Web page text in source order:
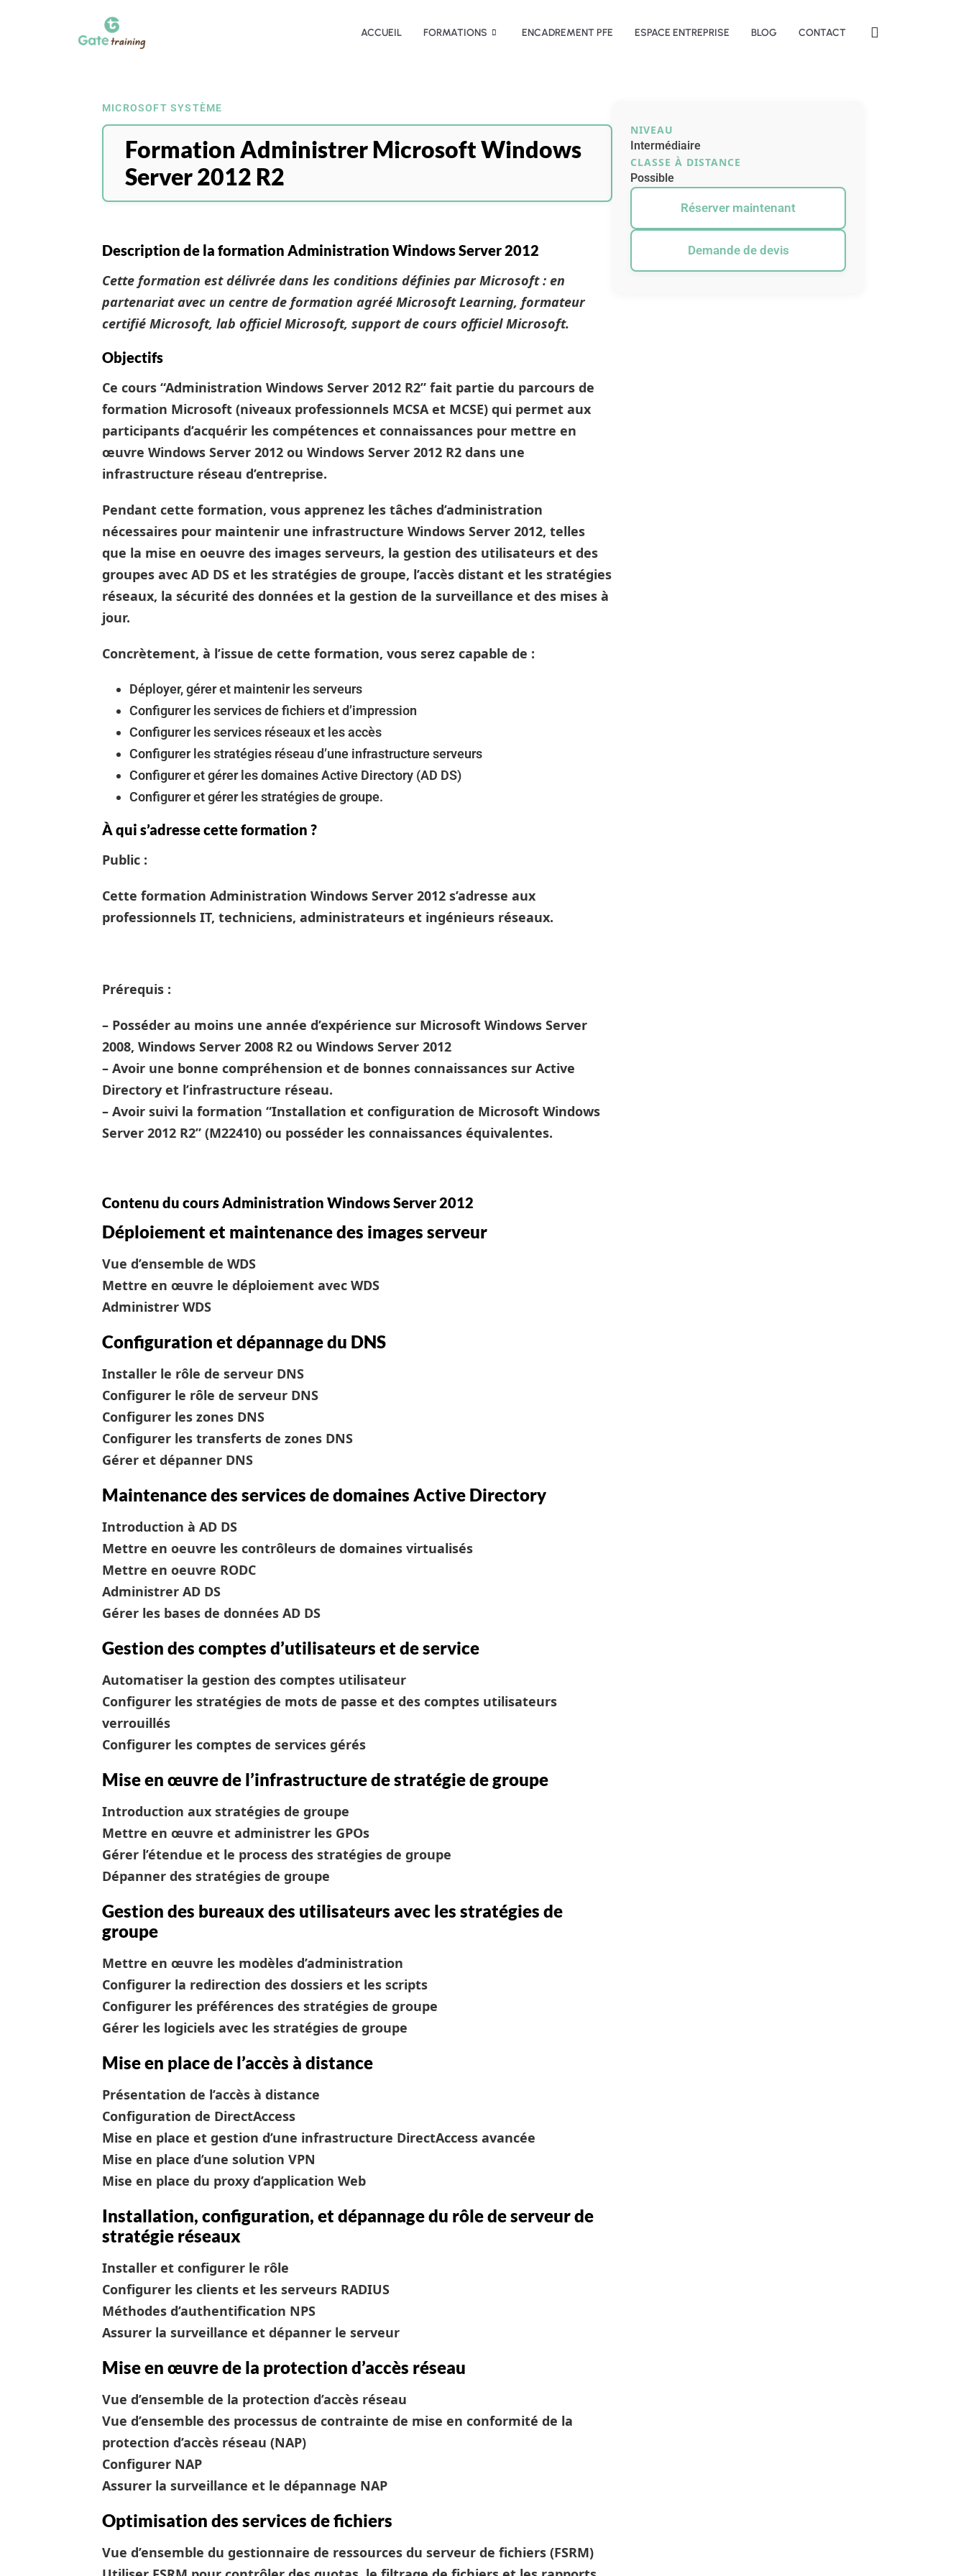
ACCUEIL FORMATIONS ENCADREMENT PFE ESPACE ENTREPRISE BLOG CONTACT
MICROSOFT SYSTÈME
Formation Administrer Microsoft Windows
Server 2012 R2
Description de la formation Administration Windows Server 2012
Cette formation est délivrée dans les conditions définies par Microsoft : en
partenariat avec un centre de formation agréé Microsoft Learning, formateur
certifié Microsoft, lab officiel Microsoft, support de cours officiel Microsoft.
Objectifs
Ce cours “Administration Windows Server 2012 R2” fait partie du parcours de
formation Microsoft (niveaux professionnels MCSA et MCSE) qui permet aux
participants d’acquérir les compétences et connaissances pour mettre en
œuvre Windows Server 2012 ou Windows Server 2012 R2 dans une
infrastructure réseau d’entreprise.
Pendant cette formation, vous apprenez les tâches d’administration
nécessaires pour maintenir une infrastructure Windows Server 2012, telles
que la mise en oeuvre des images serveurs, la gestion des utilisateurs et des
groupes avec AD DS et les stratégies de groupe, l’accès distant et les stratégies
réseaux, la sécurité des données et la gestion de la surveillance et des mises à
jour.
Concrètement, à l’issue de cette formation, vous serez capable de :
Déployer, gérer et maintenir les serveurs
Configurer les services de fichiers et d’impression
Configurer les services réseaux et les accès
Configurer les stratégies réseau d’une infrastructure serveurs
Configurer et gérer les domaines Active Directory (AD DS)
Configurer et gérer les stratégies de groupe.
À qui s’adresse cette formation ?
Public :
Cette formation Administration Windows Server 2012 s’adresse aux
professionnels IT, techniciens, administrateurs et ingénieurs réseaux.
Prérequis :
– Posséder au moins une année d’expérience sur Microsoft Windows Server
2008, Windows Server 2008 R2 ou Windows Server 2012
– Avoir une bonne compréhension et de bonnes connaissances sur Active
Directory et l’infrastructure réseau.
– Avoir suivi la formation “Installation et configuration de Microsoft Windows
Server 2012 R2” (M22410) ou posséder les connaissances équivalentes.
Contenu du cours Administration Windows Server 2012
Déploiement et maintenance des images serveur
Vue d’ensemble de WDS
Mettre en œuvre le déploiement avec WDS
Administrer WDS
Configuration et dépannage du DNS
Installer le rôle de serveur DNS
Configurer le rôle de serveur DNS
Configurer les zones DNS
Configurer les transferts de zones DNS
Gérer et dépanner DNS
Maintenance des services de domaines Active Directory
Introduction à AD DS
Mettre en oeuvre les contrôleurs de domaines virtualisés
Mettre en oeuvre RODC
Administrer AD DS
Gérer les bases de données AD DS
Gestion des comptes d’utilisateurs et de service
Automatiser la gestion des comptes utilisateur
Configurer les stratégies de mots de passe et des comptes utilisateurs
verrouillés
Configurer les comptes de services gérés
Mise en œuvre de l’infrastructure de stratégie de groupe
Introduction aux stratégies de groupe
Mettre en œuvre et administrer les GPOs
Gérer l’étendue et le process des stratégies de groupe
Dépanner des stratégies de groupe
Gestion des bureaux des utilisateurs avec les stratégies de
groupe
Mettre en œuvre les modèles d’administration
Configurer la redirection des dossiers et les scripts
Configurer les préférences des stratégies de groupe
Gérer les logiciels avec les stratégies de groupe
Mise en place de l’accès à distance
Présentation de l’accès à distance
Configuration de DirectAccess
Mise en place et gestion d’une infrastructure DirectAccess avancée
Mise en place d’une solution VPN
Mise en place du proxy d’application Web
Installation, configuration, et dépannage du rôle de serveur de
stratégie réseaux
Installer et configurer le rôle
Configurer les clients et les serveurs RADIUS
Méthodes d’authentification NPS
Assurer la surveillance et dépanner le serveur
Mise en œuvre de la protection d’accès réseau
Vue d’ensemble de la protection d’accès réseau
Vue d’ensemble des processus de contrainte de mise en conformité de la
protection d’accès réseau (NAP)
Configurer NAP
Assurer la surveillance et le dépannage NAP
Optimisation des services de fichiers
Vue d’ensemble du gestionnaire de ressources du serveur de fichiers (FSRM)
NIVEAU
Intermédiaire
CLASSE À DISTANCE
Possible
Réserver maintenant
Demande de devis